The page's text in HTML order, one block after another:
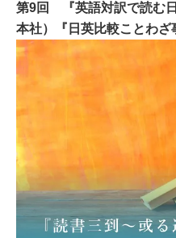
第9回 『英語対訳で読む
本社）『日英比較ことわざ